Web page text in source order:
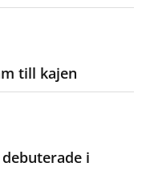
till kajen
i